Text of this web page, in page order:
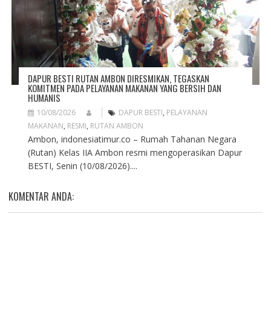
DAPUR BESTI RUTAN AMBON DIRESMIKAN, TEGASKAN
KOMITMEN PADA PELAYANAN MAKANAN YANG BERSIH DAN
HUMANIS
10/08/2026 DAPUR BESTI, PELAYANAN
MAKANAN, RESMI, RUTAN AMBON
Ambon, indonesiatimur.co – Rumah Tahanan Negara
(Rutan) Kelas IIA Ambon resmi mengoperasikan Dapur
BESTI, Senin (10/08/2026)....
KOMENTAR ANDA: